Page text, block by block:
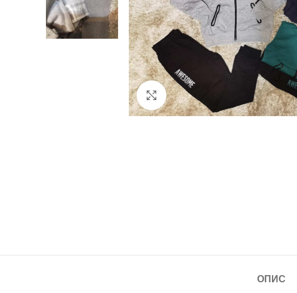
Click to enlarge
ОПИС